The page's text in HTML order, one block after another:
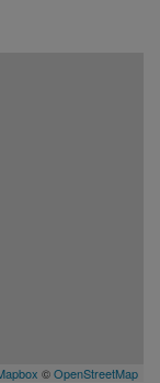
©OpenStreetMap